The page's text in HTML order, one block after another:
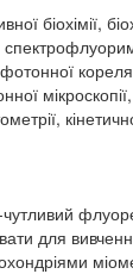
біохімії,
для